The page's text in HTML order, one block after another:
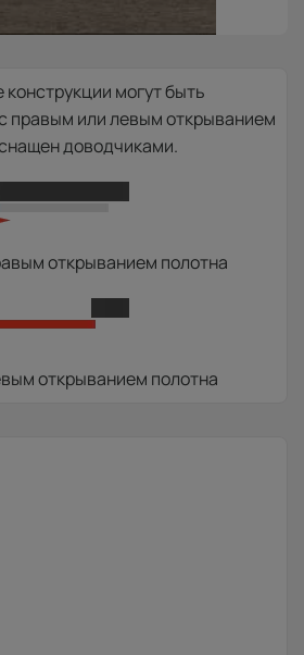
могут быть
правым или левым открыванием
доводчиками.
открыванием полотна
открыванием полотна